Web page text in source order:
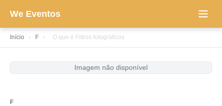
We Eventos
Início › F › O que é Filtros fotográficos
Imagem não disponível
F